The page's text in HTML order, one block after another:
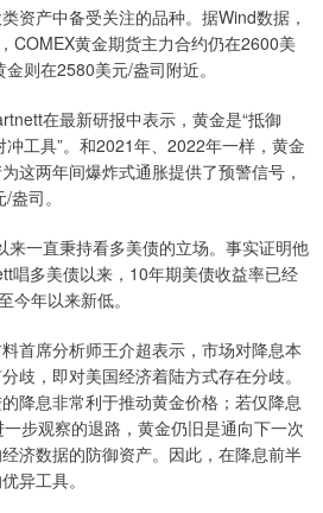
产中备受关注的品种。据Wind数据，
COMEX黄金期货主力合约仍在2600美
则在2580美元/盎司附近。
在最新研报中表示，黄金是“抵御
工具”。和2021年、2022年一样，黄金
这两年间爆炸式通胀提供了预警信号，
司。
一直秉持看多美债的立场。事实证明他
唱多美债以来，10年期美债收益率已经
今年以来新低。
席分析师王介超表示，市场对降息本
歧，即对美国经济着陆方式存在分歧。
降息非常利于推动黄金价格；若仅降息
步观察的退路，黄金仍旧是通向下一次
济数据的防御资产。因此，在降息前半
异工具。